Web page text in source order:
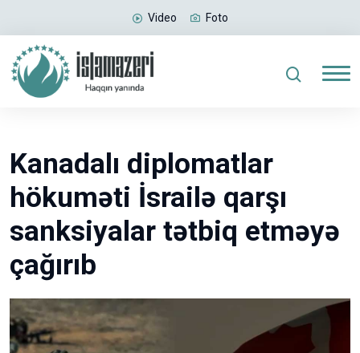
Video Foto
Kanadalı diplomatlar
hökuməti İsrailə qarşı
sanksiyalar tətbiq etməyə
çağırıb